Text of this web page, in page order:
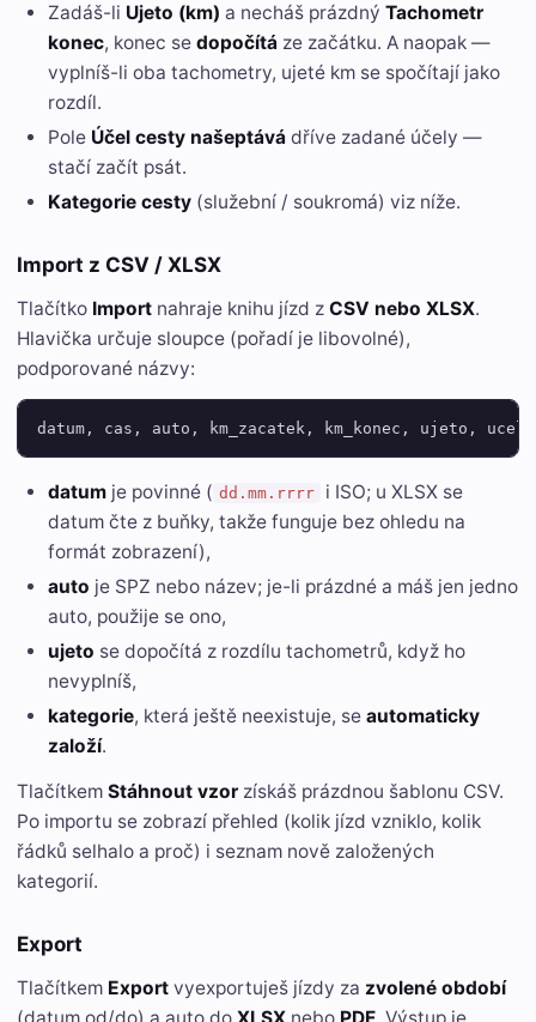
Zadáš-li Ujeto (km) a necháš prázdný Tachometr
konec, konec se dopočítá ze začátku. A naopak —
vyplníš-li oba tachometry, ujeté km se spočítají jako
rozdíl.
Pole Účel cesty našeptává dříve zadané účely —
stačí začít psát.
Kategorie cesty (služební / soukromá) viz níže.
Import z CSV / XLSX
Tlačítko Import nahraje knihu jízd z CSV nebo XLSX.
Hlavička určuje sloupce (pořadí je libovolné),
podporované názvy:
datum, cas, auto, km_zacatek, km_konec, ujeto,
datum je povinné ( dd.mm.rrrr
i ISO; u XLSX se
datum čte z buňky, takže funguje bez ohledu na
formát zobrazení),
auto je SPZ nebo název; je-li prázdné a máš jen jedno
auto, použije se ono,
ujeto se dopočítá z rozdílu tachometrů, když ho
nevyplníš,
kategorie, která ještě neexistuje, se automaticky
založí.
Tlačítkem Stáhnout vzor získáš prázdnou šablonu CSV.
Po importu se zobrazí přehled (kolik jízd vzniklo, kolik
řádků selhalo a proč) i seznam nově založených
kategorií.
Export
Tlačítkem Export vyexportuješ jízdy za zvolené období